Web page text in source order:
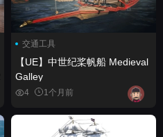
交通工具
【UE】中世纪桨帆船 Medieval
Galley
4 1个月前